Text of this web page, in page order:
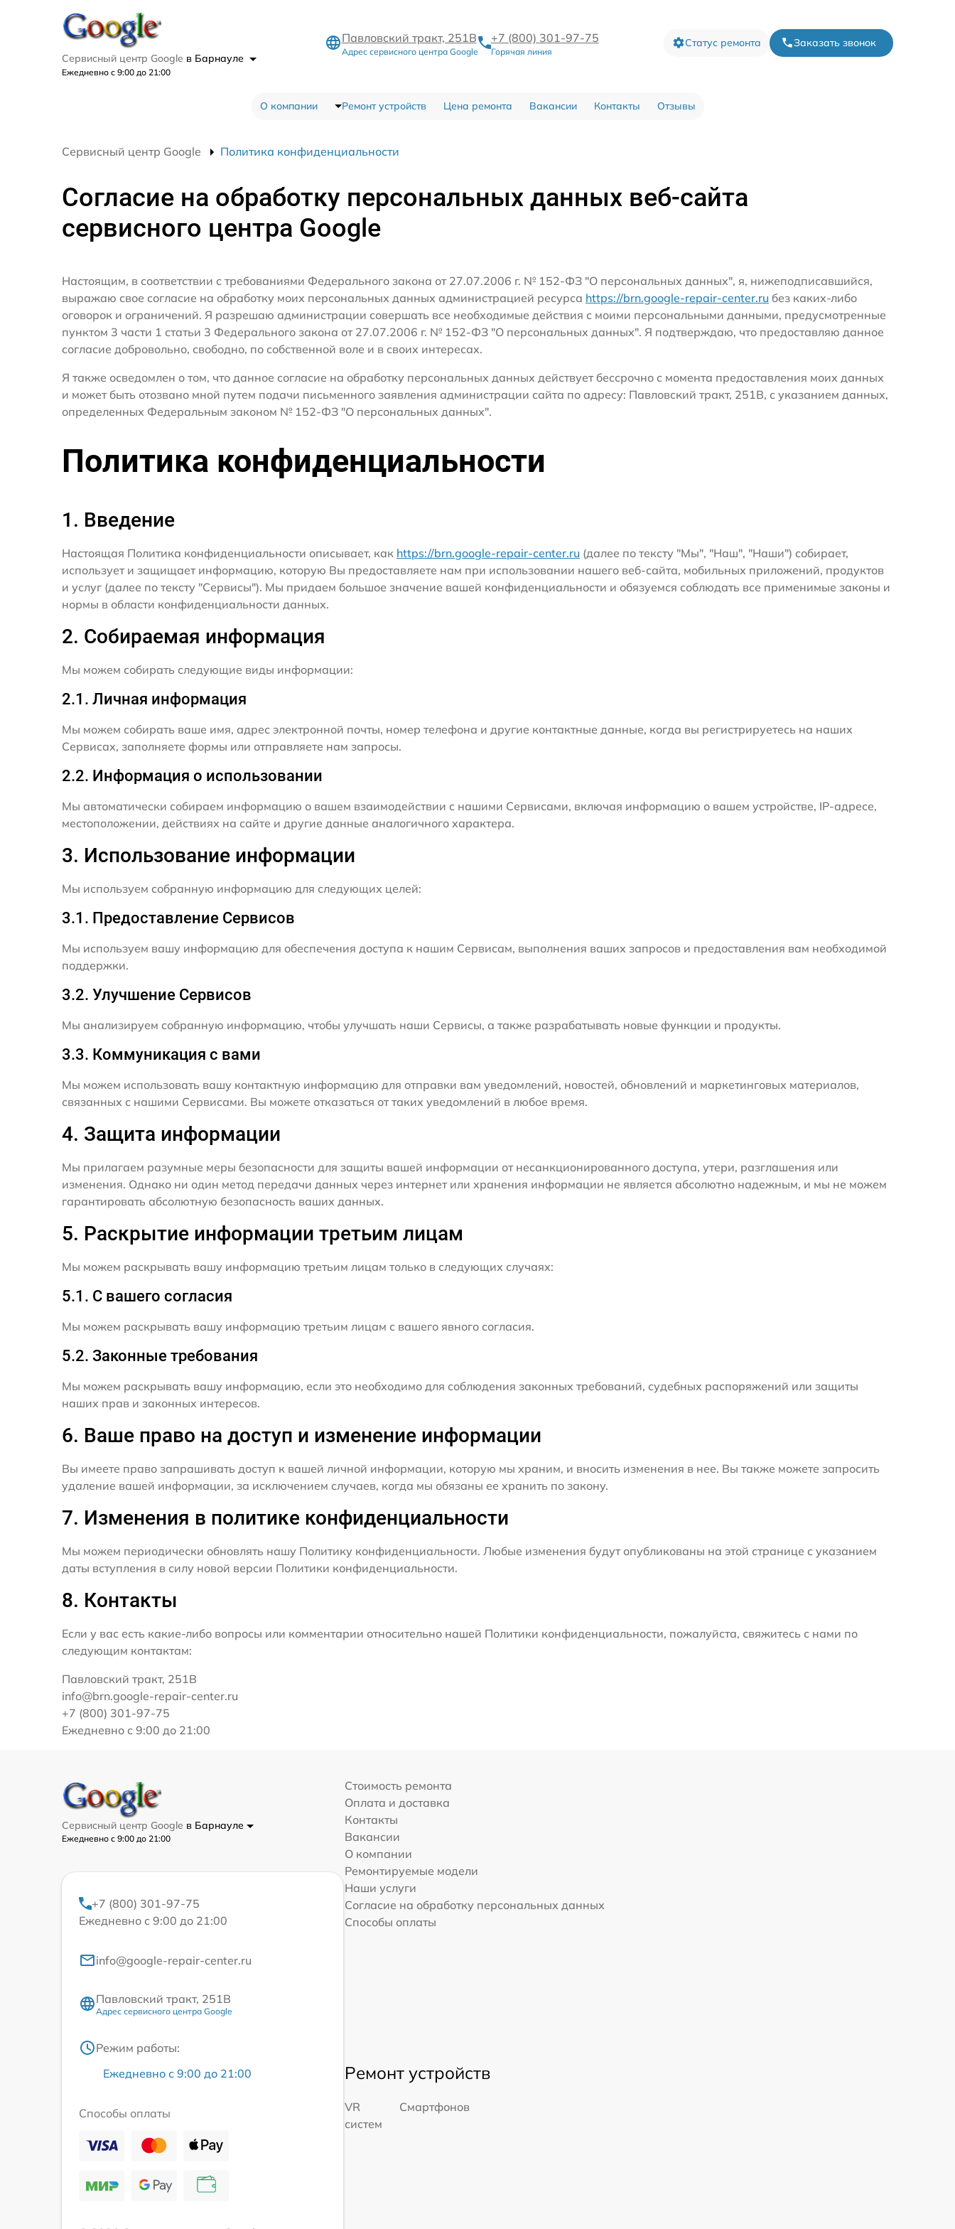
Сервисный центр Google в Барнауле
Ежедневно с 9:00 до 21:00
Павловский тракт, 251В
Адрес сервисного центра Google
+7 (800) 301-97-75
Горячая линия
Статус ремонта Заказать звонок
О компании Ремонт устройств Цена ремонта Вакансии Контакты Отзывы
Сервисный центр Google Политика конфиденциальности
Согласие на обработку персональных данных веб-сайта
сервисного центра Google
Настоящим, в соответствии с требованиями Федерального закона от 27.07.2006 г. № 152-ФЗ "О персональных данных", я, нижеподписавшийся,
выражаю свое согласие на обработку моих персональных данных администрацией ресурса https://brn.google-repair-center.ru без каких-либо
оговорок и ограничений. Я разрешаю администрации совершать все необходимые действия с моими персональными данными, предусмотренные
пунктом 3 части 1 статьи 3 Федерального закона от 27.07.2006 г. № 152-ФЗ "О персональных данных". Я подтверждаю, что предоставляю данное
согласие добровольно, свободно, по собственной воле и в своих интересах.
Я также осведомлен о том, что данное согласие на обработку персональных данных действует бессрочно с момента предоставления моих данных
и может быть отозвано мной путем подачи письменного заявления администрации сайта по адресу: Павловский тракт, 251В, с указанием данных,
определенных Федеральным законом № 152-ФЗ "О персональных данных".
Политика конфиденциальности
1. Введение
Настоящая Политика конфиденциальности описывает, как https://brn.google-repair-center.ru (далее по тексту "Мы", "Наш", "Наши") собирает,
использует и защищает информацию, которую Вы предоставляете нам при использовании нашего веб-сайта, мобильных приложений, продуктов
и услуг (далее по тексту "Сервисы"). Мы придаем большое значение вашей конфиденциальности и обязуемся соблюдать все применимые законы и
нормы в области конфиденциальности данных.
2. Собираемая информация
Мы можем собирать следующие виды информации:
2.1. Личная информация
Мы можем собирать ваше имя, адрес электронной почты, номер телефона и другие контактные данные, когда вы регистрируетесь на наших
Сервисах, заполняете формы или отправляете нам запросы.
2.2. Информация о использовании
Мы автоматически собираем информацию о вашем взаимодействии с нашими Сервисами, включая информацию о вашем устройстве, IP-адресе,
местоположении, действиях на сайте и другие данные аналогичного характера.
3. Использование информации
Мы используем собранную информацию для следующих целей:
3.1. Предоставление Сервисов
Мы используем вашу информацию для обеспечения доступа к нашим Сервисам, выполнения ваших запросов и предоставления вам необходимой
поддержки.
3.2. Улучшение Сервисов
Мы анализируем собранную информацию, чтобы улучшать наши Сервисы, а также разрабатывать новые функции и продукты.
3.3. Коммуникация с вами
Мы можем использовать вашу контактную информацию для отправки вам уведомлений, новостей, обновлений и маркетинговых материалов,
связанных с нашими Сервисами. Вы можете отказаться от таких уведомлений в любое время.
4. Защита информации
Мы прилагаем разумные меры безопасности для защиты вашей информации от несанкционированного доступа, утери, разглашения или
изменения. Однако ни один метод передачи данных через интернет или хранения информации не является абсолютно надежным, и мы не можем
гарантировать абсолютную безопасность ваших данных.
5. Раскрытие информации третьим лицам
Мы можем раскрывать вашу информацию третьим лицам только в следующих случаях:
5.1. С вашего согласия
Мы можем раскрывать вашу информацию третьим лицам с вашего явного согласия.
5.2. Законные требования
Мы можем раскрывать вашу информацию, если это необходимо для соблюдения законных требований, судебных распоряжений или защиты
наших прав и законных интересов.
6. Ваше право на доступ и изменение информации
Вы имеете право запрашивать доступ к вашей личной информации, которую мы храним, и вносить изменения в нее. Вы также можете запросить
удаление вашей информации, за исключением случаев, когда мы обязаны ее хранить по закону.
7. Изменения в политике конфиденциальности
Мы можем периодически обновлять нашу Политику конфиденциальности. Любые изменения будут опубликованы на этой странице с указанием
даты вступления в силу новой версии Политики конфиденциальности.
8. Контакты
Если у вас есть какие-либо вопросы или комментарии относительно нашей Политики конфиденциальности, пожалуйста, свяжитесь с нами по
следующим контактам:
Павловский тракт, 251В
info@brn.google-repair-center.ru
+7 (800) 301-97-75
Ежедневно с 9:00 до 21:00
Сервисный центр Google в Барнауле
Ежедневно с 9:00 до 21:00
+7 (800) 301-97-75
Ежедневно с 9:00 до 21:00
info@google-repair-center.ru
Павловский тракт, 251В
Адрес сервисного центра Google
Режим работы:
Ежедневно с 9:00 до 21:00
Способы оплаты
Стоимость ремонта
Оплата и доставка
Контакты
Вакансии
О компании
Ремонтируемые модели
Наши услуги
Согласие на обработку персональных данных
Способы оплаты
Ремонт устройств
VR
систем
Смартфонов